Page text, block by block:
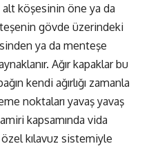
alt köşesinin öne ya da
gövde üzerindeki
ya da menteşe
Ağır kapaklar bu
kendi ağırlığı zamanla
noktaları yavaş yavaş
kapsamında vida
kılavuz sistemiyle